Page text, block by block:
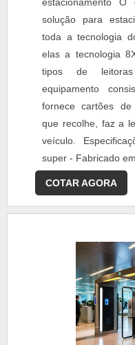
solução para
toda a tecnologia
elas a tecnologia
tipos de
equipamento
fornece cartões
que recolhe, faz a
veículo.
super - Fabricado
COTAR AGORA